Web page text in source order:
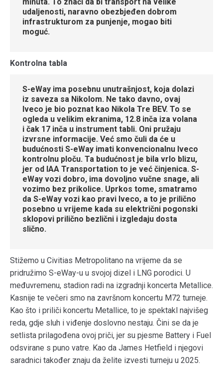
udaljenosti, naravno obezbjeđen dobrom
infrastrukturom za punjenje, mogao biti
moguć.
Kontrolna tabla
S-eWay ima posebnu unutrašnjost, koja dolazi
iz saveza sa Nikolom. Ne tako davno, ovaj
Iveco je bio poznat kao Nikola Tre BEV. To se
ogleda u velikim ekranima, 12.8 inča iza volana
i čak 17 inča u instrument tabli. Oni pružaju
izvrsne informacije. Već smo čuli da će u
budućnosti S-eWay imati konvencionalnu Iveco
kontrolnu ploču. Ta budućnost je bila vrlo blizu,
jer od IAA Transportation to je već činjenica. S-
eWay vozi dobro, ima dovoljno vučne snage, ali
vozimo bez prikolice. Uprkos tome, smatramo
da S-eWay vozi kao pravi Iveco, a to je prilično
posebno u vrijeme kada su električni pogonski
sklopovi prilično bezlični i izgledaju dosta
slično.
Stižemo u Civitias Metropolitano na vrijeme da se
pridružimo S-eWay-u u svojoj dizel i LNG porodici. U
međuvremenu, stadion radi na izgradnji koncerta Metallice.
Kasnije te večeri smo na završnom koncertu M72 turneje.
Kao što i priliči koncertu Metallice, to je spektakl najvišeg
reda, gdje sluh i viđenje doslovno nestaju. Čini se da je
setlista prilagođena ovoj priči, jer su pjesme Battery i Fuel
odsvirane s puno vatre. Kao da James Hetfield i njegovi
saradnici također znaju da želite izvesti turneju u 2025.